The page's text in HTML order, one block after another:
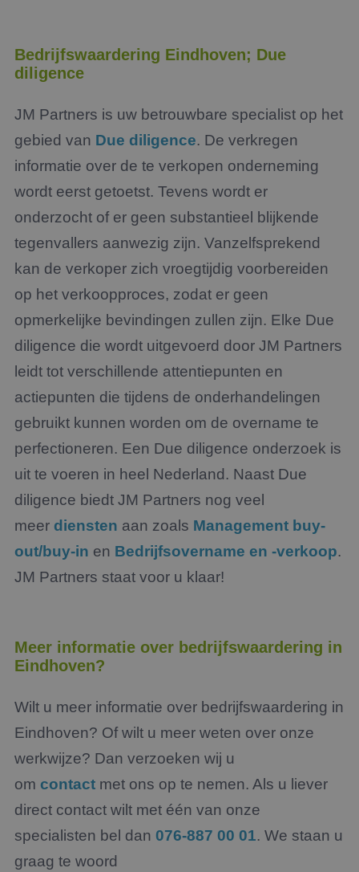
Bedrijfswaardering Eindhoven; Due
diligence
JM Partners is uw betrouwbare specialist op het
gebied van Due diligence. De verkregen
informatie over de te verkopen onderneming
wordt eerst getoetst. Tevens wordt er
onderzocht of er geen substantieel blijkende
tegenvallers aanwezig zijn. Vanzelfsprekend
kan de verkoper zich vroegtijdig voorbereiden
op het verkoopproces, zodat er geen
opmerkelijke bevindingen zullen zijn. Elke Due
diligence die wordt uitgevoerd door JM Partners
leidt tot verschillende attentiepunten en
actiepunten die tijdens de onderhandelingen
gebruikt kunnen worden om de overname te
perfectioneren. Een Due diligence onderzoek is
uit te voeren in heel Nederland. Naast Due
diligence biedt JM Partners nog veel
meer diensten aan zoals Management buy-
out/buy-in en Bedrijfsovername en -verkoop.
JM Partners staat voor u klaar!
Meer informatie over bedrijfswaardering in
Eindhoven?
Wilt u meer informatie over bedrijfswaardering in
Eindhoven? Of wilt u meer weten over onze
werkwijze? Dan verzoeken wij u
om contact met ons op te nemen. Als u liever
direct contact wilt met één van onze
specialisten bel dan 076-887 00 01. We staan u
graag te woord